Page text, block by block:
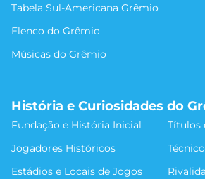
Tabela Sul-Americana Grêmio
Elenco do Grêmio
Músicas do Grêmio
História e Curiosidades do
Fundação e História Inicial
Títulos
Jogadores Históricos
Estádios e Locais de Jogos